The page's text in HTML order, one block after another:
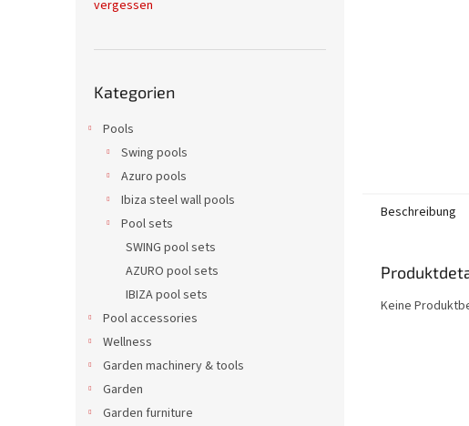
vergessen
überspringen
Kategorien
Pools
Swing pools
Azuro pools
Ibiza steel wall pools
Pool sets
SWING pool sets
AZURO pool sets
IBIZA pool sets
Pool accessories
Wellness
Garden machinery & tools
Garden
Garden furniture
Beschreibung
Keine